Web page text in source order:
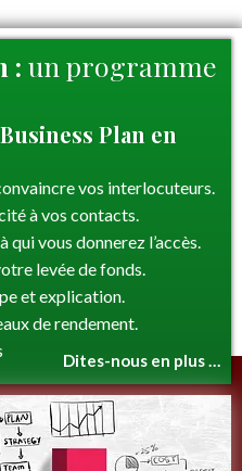
: un programme
Plan en
vos interlocuteurs.
à vos contacts.
vous donnerez l’accès.
levée de fonds.
et explication.
de rendement.
Dites-nous en plus …